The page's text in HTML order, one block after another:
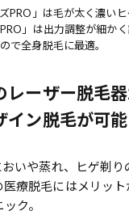
ズPRO」は毛が太く濃い
」は出力調整が細か
で全身脱毛に最適。
レーザー脱毛
イン脱毛が可能
いや蒸れ、ヒゲ剃り
療脱毛にはメリッ
ク。